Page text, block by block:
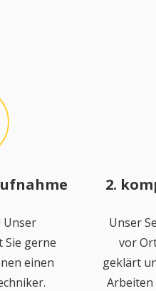
Unser
Sie gerne
einen
2.
Unser
vor
geklärt
Arbeiten